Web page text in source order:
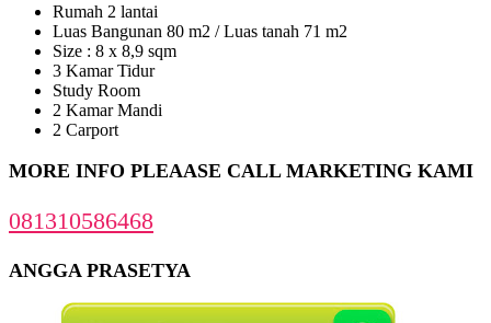
Rumah 2 lantai
Luas Bangunan 80 m2 / Luas tanah 71 m2
Size : 8 x 8,9 sqm
3 Kamar Tidur
Study Room
2 Kamar Mandi
2 Carport
MORE INFO PLEAASE CALL MARKETING KAMI
081310586468
ANGGA PRASETYA